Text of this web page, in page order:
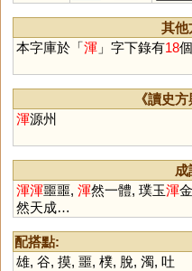
其他
本字庫於「渾」字下錄有18
《讀史
渾源州
成
渾渾噩噩, 渾然一體, 璞玉渾
然天成…
配搭點:
雄, 谷, 摸, 噩, 樸, 脫, 濁, 吐